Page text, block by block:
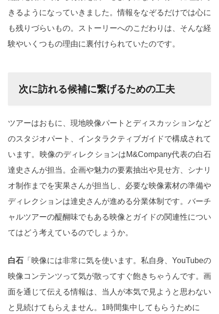
きるようになっていきました。情報をなぞるだけでは心に
も残りづらいもの。ストーリーへのこだわりは、そんな経
験やいくつもの理由に裏付けられていたのです。
次に訪れる候補に繋げるための工夫
ツアーはおもに、現地映像パートとディスカッションなど
のスタジオパート、インタラクティブガイドで構成されて
います。映像のディレクションはM&Company代表の白石
達史さんが担当。企画や魅力の要素抽出や見せ方、シナリ
オ制作までを実果さんが担当し、必要な映像素材の準備や
ディレクションは達史さんが進める分業体制です。バーチ
ャルツアーの醍醐味でもある映像とガイドの関連性につい
てはどう考えているのでしょうか。
白石 「映像には非常に気を使います。私自身、YouTubeの
映像コンテンツって気が散ってすぐ飽きちゃうんです。画
面を通じて伝える情報は、当人が本気で見ようと思わない
と見続けてもらえません。1時間集中してもらうために